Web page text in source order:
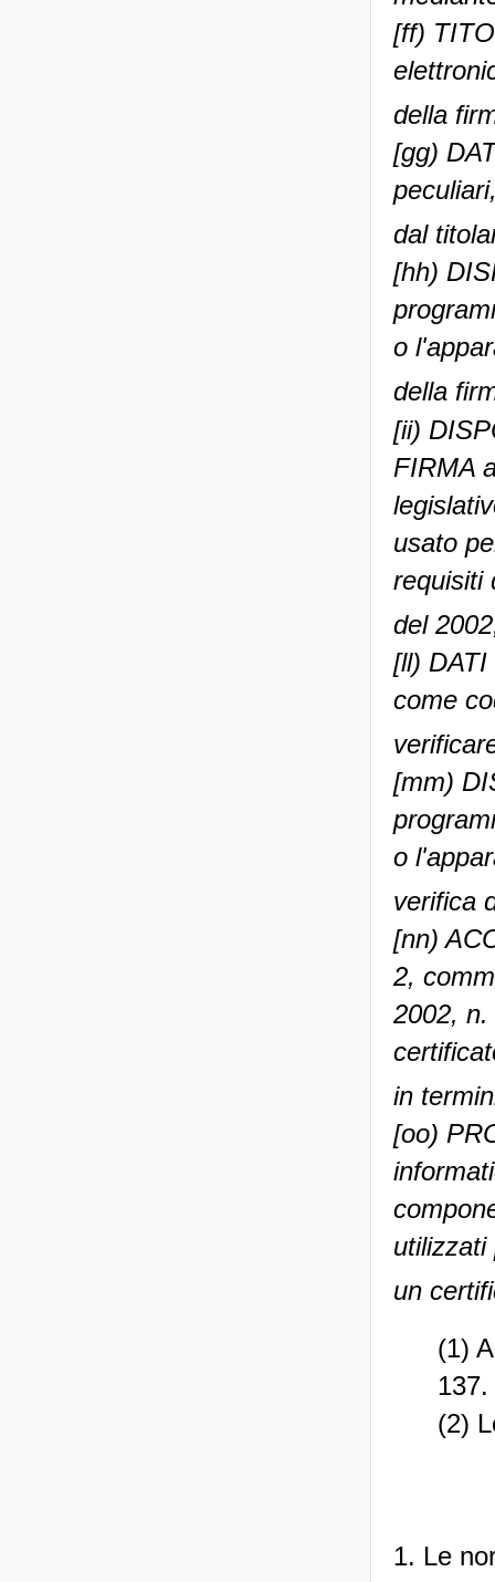
[ff)
della
[gg)
dal
[hh)
o
della
[ii)
FIRMA
usato
requisiti
del
[ll)
come
[mm)
o
verifica
[nn)
2,
2002,
in
[oo)
utilizzati
un
(1)
137.
(2)
1. Le